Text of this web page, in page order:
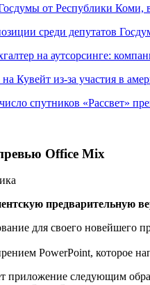
от Республики Коми,
среди депутатов
на аутсорсинге:
Кувейт из-за участия в
спутников «Рассвет»
Office Mix
предварительную
для своего новейшего
PowerPoint, которое
приложение следующим